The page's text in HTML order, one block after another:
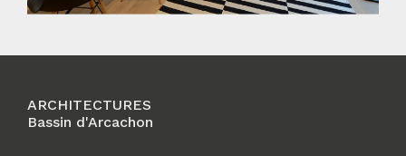
ARCHITECTURES
Bassin d'Arcachon